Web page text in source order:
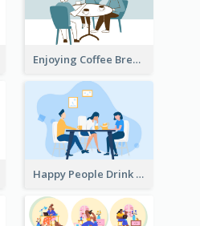
Enjoying Coffee Break Illustration
Happy People Drink Coffee Illustration